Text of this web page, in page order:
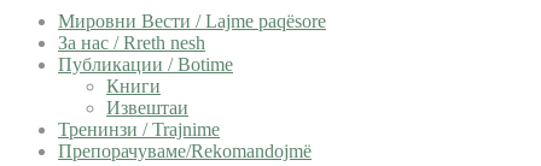
Мировни Вести / Lajme paqësore
За нас / Rreth nesh
Публикации / Botime
Книги
Извештаи
Тренинзи / Trajnime
Препорачуваме/Rekomandojmë